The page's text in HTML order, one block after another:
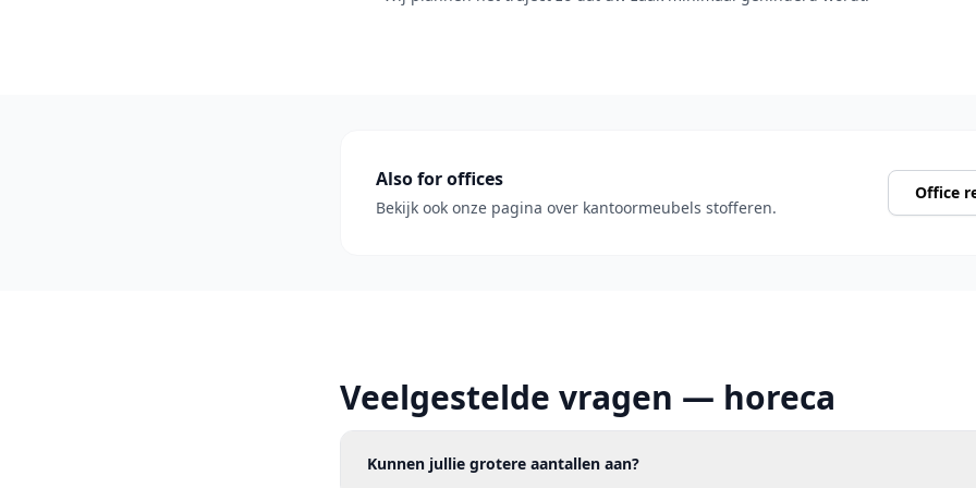
Also for offices
Bekijk ook onze pagina over kantoormeubels stofferen.
Office
Veelgestelde vragen — horeca
Kunnen jullie grotere aantallen aan?